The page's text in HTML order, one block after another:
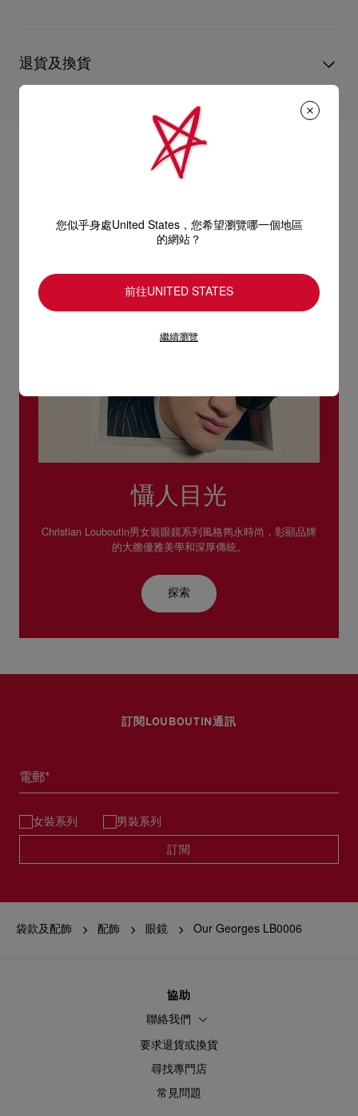
計。雖屬於男士系列，但此款式同樣適合男士與女士配戴。
閱讀更多
UPS標準服務：3至6個工作天內免費送貨
UPS特快專遞：費用為15英鎊，1至3個工作天內送貨（限下午4
點(GMT+1時間)前下單）
包裹於星期一至五派送，必須簽收。
估計送貨時間由發貨日期起計算。
部分地區可能需要額外的送貨時間。
退貨及換貨
送貨日期起計30天內可以免費退換。
換貨視乎產品存貨而定，請聯絡客戶服務專員。
專門店恕不處理退貨或換貨要求。
退回的產品必須完好無損，紅鞋底亦沒有任何污漬。
懾人目光
Christian Louboutin男女裝眼鏡系列風格雋永時尚，彰顯品牌
的大膽優雅美學和深厚傳統。
探索
訂閱LOUBOUTIN通訊
電郵*
女裝系列 男裝系列
訂閱
袋款及配飾 配飾 眼鏡 Our Georges LB0006
協助
聯絡我們
要求退貨或換貨
尋找專門店
常見問題
您似乎身處United States，您希望瀏覽哪一個地區
的網站？
前往UNITED STATES
繼續瀏覽